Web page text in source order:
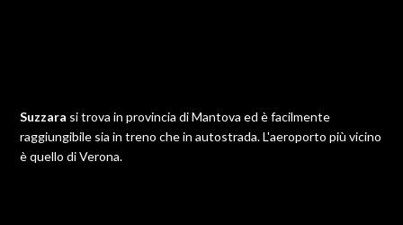
Suzzara si trova in provincia di Mantova ed è facilmente
raggiungibile sia in treno che in autostrada. L'aeroporto più vicino
è quello di Verona.